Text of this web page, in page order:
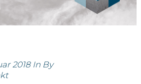
2018 In By